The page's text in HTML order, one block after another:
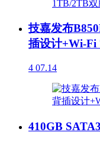
技嘉发布
插设计+Wi-Fi
4 07.14
410GB